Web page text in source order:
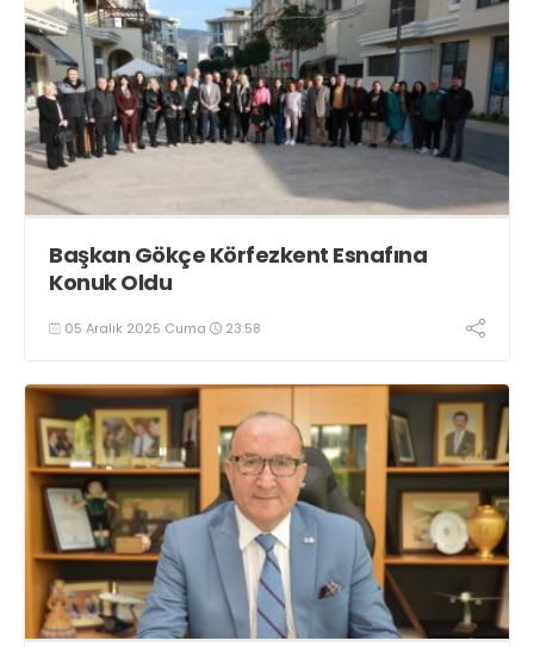
Başkan Gökçe Körfezkent Esnafına
Konuk Oldu
05 Aralık 2025 Cuma 23:58